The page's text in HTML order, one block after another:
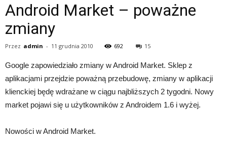
Android Market – poważne
zmiany
Przez admin - 11 grudnia 2010 692 15
Google zapowiedziało zmiany w Android Market. Sklep z
aplikacjami przejdzie poważną przebudowę, zmiany w aplikacji
klienckiej będę wdrażane w ciągu najbliższych 2 tygodni. Nowy
market pojawi się u użytkowników z Androidem 1.6 i wyżej.
Nowości w Android Market.